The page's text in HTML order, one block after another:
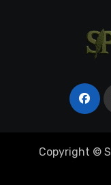
Copyright ©